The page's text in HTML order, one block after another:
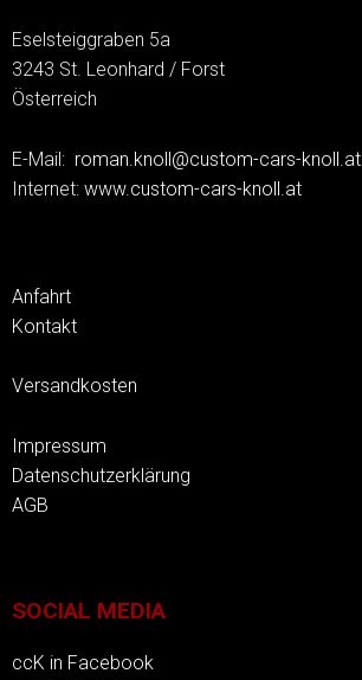
Eselsteiggraben 5a
3243 St. Leonhard / Forst
Österreich
E-Mail: roman.knoll@custom-cars-knoll.at
Internet: www.custom-cars-knoll.at
Anfahrt
Kontakt
Versandkosten
Impressum
Datenschutzerklärung
AGB
SOCIAL MEDIA
ccK in Facebook